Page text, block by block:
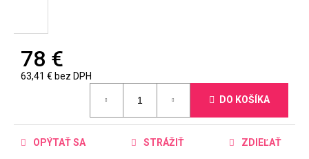
78 €
63,41 € bez DPH
DO KOŠÍKA
OPÝTAŤ SA STRÁŽIŤ ZDIEĽAŤ